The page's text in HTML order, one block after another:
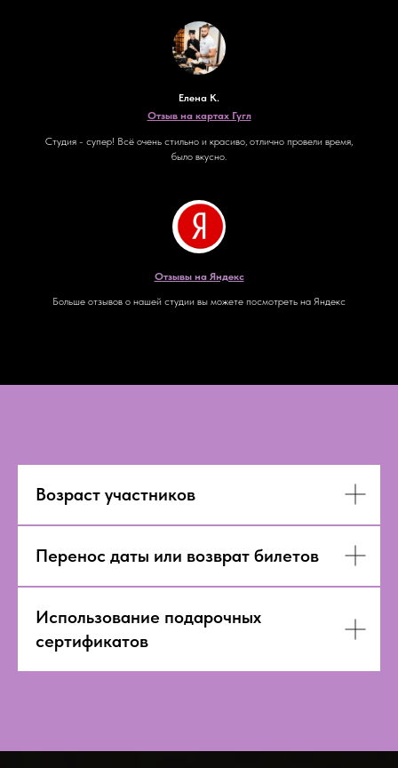
Елена К.
Отзыв на картах Гугл
Студия - супер! Всё очень стильно и красиво, отлично провели время,
было вкусно.
Отзывы на Яндекс
Больше отзывов о нашей студии вы можете посмотреть на Яндекс
Возраст участников
Перенос даты или возврат билетов
Использование подарочных
сертификатов